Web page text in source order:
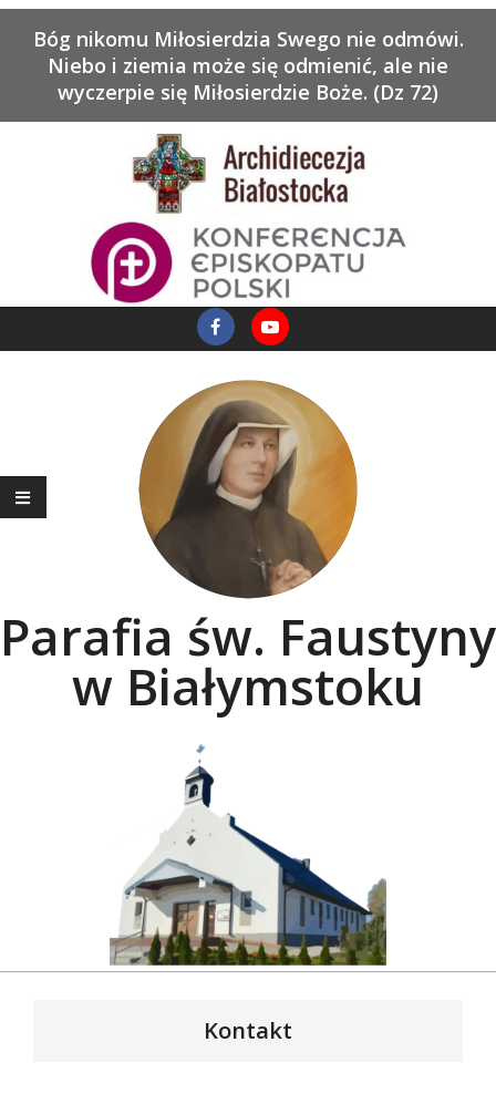
Bóg nikomu Miłosierdzia Swego nie odmówi.
Niebo i ziemia może się odmienić, ale nie
wyczerpie się Miłosierdzie Boże. (Dz 72)
Navigation
FacebookYouTube
Parafia św. Faustyny
w Białymstoku
Kontakt